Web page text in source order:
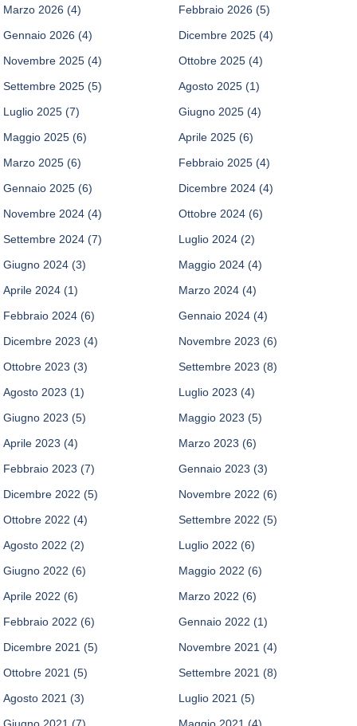
Marzo 2026 (4) Febbraio 2026 (5)
Gennaio 2026 (4) Dicembre 2025 (4)
Novembre 2025 (4) Ottobre 2025 (4)
Settembre 2025 (5) Agosto 2025 (1)
Luglio 2025 (7) Giugno 2025 (4)
Maggio 2025 (6) Aprile 2025 (6)
Marzo 2025 (6) Febbraio 2025 (4)
Gennaio 2025 (6) Dicembre 2024 (4)
Novembre 2024 (4) Ottobre 2024 (6)
Settembre 2024 (7) Luglio 2024 (2)
Giugno 2024 (3) Maggio 2024 (4)
Aprile 2024 (1) Marzo 2024 (4)
Febbraio 2024 (6) Gennaio 2024 (4)
Dicembre 2023 (4) Novembre 2023 (6)
Ottobre 2023 (3) Settembre 2023 (8)
Agosto 2023 (1) Luglio 2023 (4)
Giugno 2023 (5) Maggio 2023 (5)
Aprile 2023 (4) Marzo 2023 (6)
Febbraio 2023 (7) Gennaio 2023 (3)
Dicembre 2022 (5) Novembre 2022 (6)
Ottobre 2022 (4) Settembre 2022 (5)
Agosto 2022 (2) Luglio 2022 (6)
Giugno 2022 (6) Maggio 2022 (6)
Aprile 2022 (6) Marzo 2022 (6)
Febbraio 2022 (6) Gennaio 2022 (1)
Dicembre 2021 (5) Novembre 2021 (4)
Ottobre 2021 (5) Settembre 2021 (8)
Agosto 2021 (3) Luglio 2021 (5)